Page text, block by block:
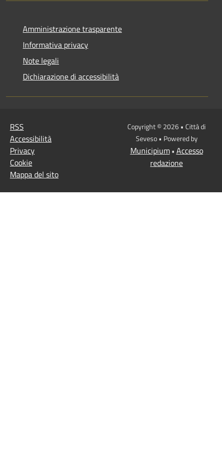
Amministrazione trasparente
Informativa privacy
Note legali
Dichiarazione di accessibilità
RSS
Accessibilità
Privacy
Cookie
Mappa del sito
Copyright © 2026 • Città di
Seveso • Powered by
Municipium• Accesso
redazione